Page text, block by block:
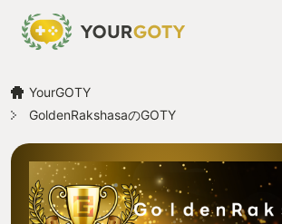
YourGOTY
GoldenRakshasaのGOTY